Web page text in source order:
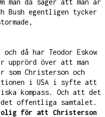
man då säger att man är
egentligen tycker
då har Teodor Eskow
upprörd över att man
Christerson och
i USA i syfte att
kompass. Och att det
offentliga samtalet.
för att Christerson